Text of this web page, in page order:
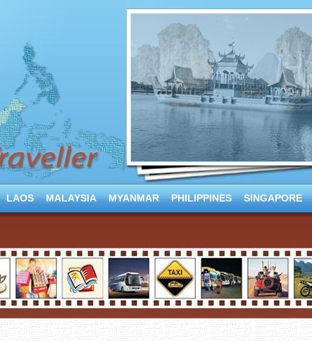
LAOS MALAYSIA MYANMAR PHILIPPINES SINGAPORE